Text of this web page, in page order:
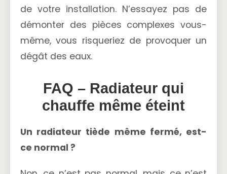
de votre installation. N’essayez pas de
démonter des pièces complexes vous-
même, vous risqueriez de provoquer un
dégât des eaux.
FAQ – Radiateur qui
chauffe même éteint
Un radiateur tiède même fermé, est-
ce normal ?